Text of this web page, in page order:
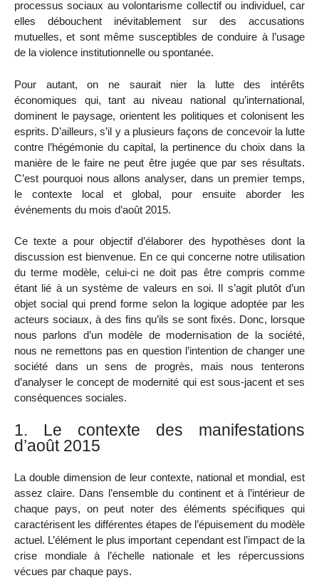
processus sociaux au volontarisme collectif ou individuel, car
elles débouchent inévitablement sur des accusations
mutuelles, et sont même susceptibles de conduire à l’usage
de la violence institutionnelle ou spontanée.
Pour autant, on ne saurait nier la lutte des intérêts
économiques qui, tant au niveau national qu’international,
dominent le paysage, orientent les politiques et colonisent les
esprits. D’ailleurs, s’il y a plusieurs façons de concevoir la lutte
contre l’hégémonie du capital, la pertinence du choix dans la
manière de le faire ne peut être jugée que par ses résultats.
C’est pourquoi nous allons analyser, dans un premier temps,
le contexte local et global, pour ensuite aborder les
événements du mois d’août 2015.
Ce texte a pour objectif d’élaborer des hypothèses dont la
discussion est bienvenue. En ce qui concerne notre utilisation
du terme modèle, celui-ci ne doit pas être compris comme
étant lié à un système de valeurs en soi. Il s’agit plutôt d’un
objet social qui prend forme selon la logique adoptée par les
acteurs sociaux, à des fins qu’ils se sont fixés. Donc, lorsque
nous parlons d’un modèle de modernisation de la société,
nous ne remettons pas en question l’intention de changer une
société dans un sens de progrès, mais nous tenterons
d’analyser le concept de modernité qui est sous-jacent et ses
conséquences sociales.
1. Le contexte des manifestations
d’août 2015
La double dimension de leur contexte, national et mondial, est
assez claire. Dans l’ensemble du continent et à l’intérieur de
chaque pays, on peut noter des éléments spécifiques qui
caractérisent les différentes étapes de l’épuisement du modèle
actuel. L’élément le plus important cependant est l’impact de la
crise mondiale à l’échelle nationale et les répercussions
vécues par chaque pays.